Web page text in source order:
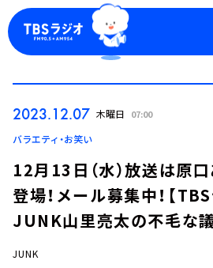
ログイン
2023.12.07 木曜日 07:00
バラエティ・お笑い
12月13日（水）放送は原
登場！メール募集中！【
JUNK山里亮太の不毛な議
JUNK